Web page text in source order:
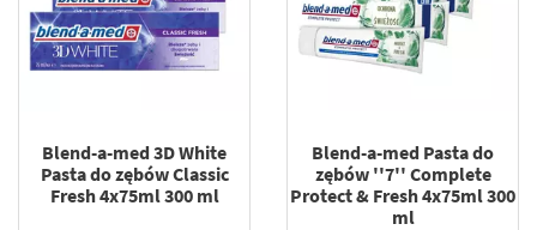
Blend-a-med 3D White
Pasta do zębów Classic
Fresh 4x75ml 300 ml
Blend-a-med Pasta do
zębów ''7'' Complete
Protect & Fresh 4x75ml 300
ml